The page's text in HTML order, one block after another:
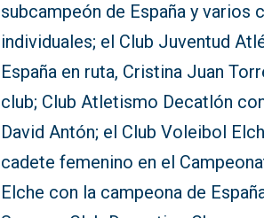
subcampeón de España y varios
individuales; el Club Juventud
España en ruta, Cristina Juan
club; Club Atletismo Decatlón
David Antón; el Club Voleibol
cadete femenino en el
Elche con la campeona de